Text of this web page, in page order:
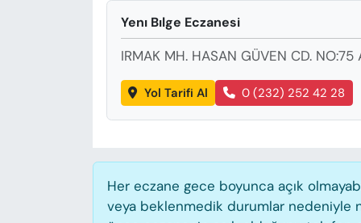
Yenı Bılge Eczanesi
IRMAK MH. HASAN GÜVEN CD. NO:75
Yol Tarifi Al 0 (232) 252 42 28
Her eczane gece boyunca açık
veya beklenmedik durumlar nedeniyle
ÖZEL HABER